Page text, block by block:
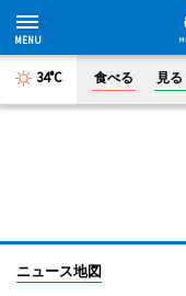
34°C 食べる 見
ニュース地図